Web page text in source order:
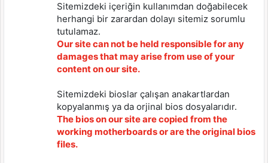
Sitemizdeki içeriğin kullanımdan doğabilecek
herhangi bir zarardan dolayı sitemiz sorumlu
tutulamaz.
Our site can not be held responsible for any
damages that may arise from use of your
content on our site.
Sitemizdeki bioslar çalışan anakartlardan
kopyalanmış ya da orjinal bios dosyalarıdır.
The bios on our site are copied from the
working motherboards or are the original bios
files.